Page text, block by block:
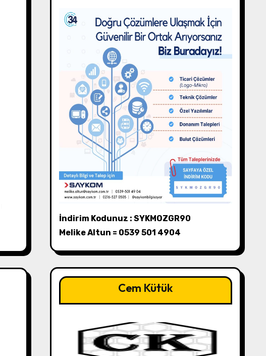
İndirim Kodunuz : SYKMOZGR90
Melike Altun = 0539 501 4904
Cem Kütük